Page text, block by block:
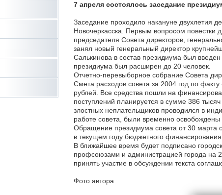
7 апреля состоялось заседание
Заседание проходило накануне двухлетия
Новочеркасска. Первым вопросом повестки
председателя Совета директоров,
занял новый генеральный директор
Салькинова в состав президиума был
президиума был расширен до 20 человек.
Отчетно-перевыборное собрание Совета
Смета расходов совета за 2004 год по
рублей. Все средства пошли на
поступлений планируется в сумме 386
злостных неплательщиков проводился в
работе совета, были временно освобождены
Обращение президиума совета от 30 марта
в текущем году бюджетного
В ближайшее время будет подписано
профсоюзами и администрацией города на
принять участие в обсуждении текста
Фото автора